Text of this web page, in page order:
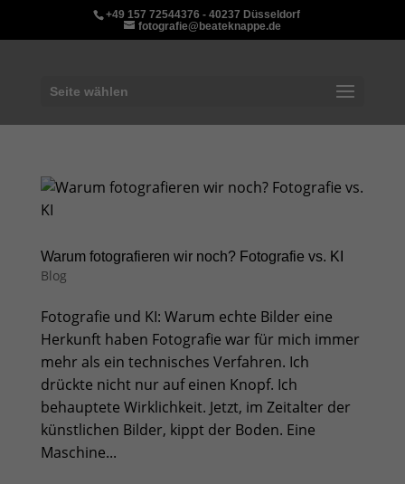
+49 157 72544376 - 40237 Düsseldorf
fotografie@beateknappe.de
Seite wählen
Warum fotografieren wir noch? Fotografie vs. KI
Blog
Fotografie und KI: Warum echte Bilder eine
Herkunft haben Fotografie war für mich immer
mehr als ein technisches Verfahren. Ich
drückte nicht nur auf einen Knopf. Ich
behauptete Wirklichkeit. Jetzt, im Zeitalter der
künstlichen Bilder, kippt der Boden. Eine
Maschine...